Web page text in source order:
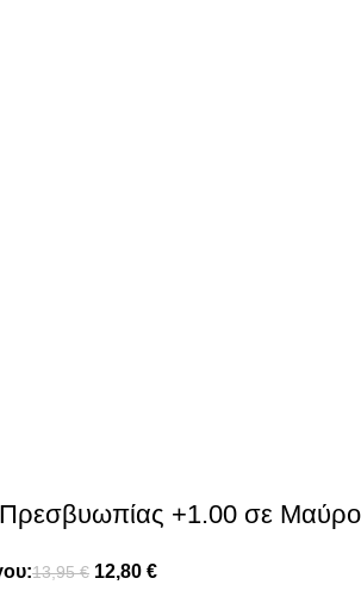
Πρεσβυωπίας +1.00 σε
13,95€ 12,80 €